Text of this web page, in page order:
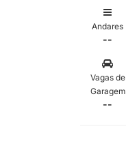
Andares
--
Vagas de
Garagem
--